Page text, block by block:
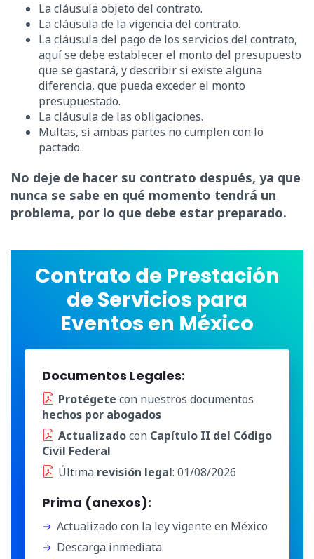
La cláusula objeto del contrato.
La cláusula de la vigencia del contrato.
La cláusula del pago de los servicios del contrato,
aquí se debe establecer el monto del presupuesto
que se gastará, y describir si existe alguna
diferencia, que pueda exceder el monto
presupuestado.
La cláusula de las obligaciones.
Multas, si ambas partes no cumplen con lo
pactado.
No deje de hacer su contrato después, ya que
nunca se sabe en qué momento tendrá un
problema, por lo que debe estar preparado.
Contrato de Prestación
de Servicios para
Eventos en México
Documentos Legales:
Protégete con nuestros documentos
hechos por abogados
Actualizadocon Capítulo II del Código
Civil Federal
Última revisión legal: 01/08/2026
Prima (anexos):
Actualizado con la ley vigente en México
Descarga inmediata